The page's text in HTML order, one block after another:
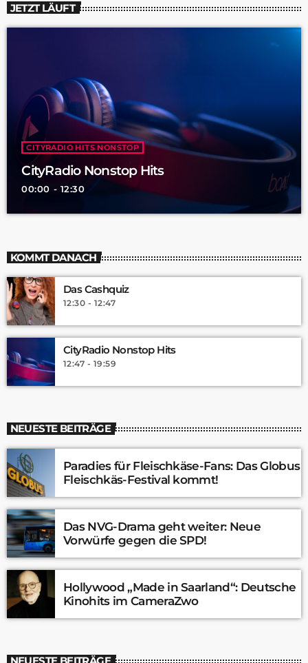
JETZT LÄUFT
CITYRADIO HITS NONSTOP
CityRadio Nonstop Hits
00:00 - 12:30
KOMMT DANACH
Das Cashquiz
12:30 - 12:47
CityRadio Nonstop Hits
12:47 - 19:59
NEUESTE BEITRÄGE
Paradies für Fleischkäse-Fans: Das Globus
Fleischkäs-Festival kommt!
Das NVG-Drama geht weiter: Neue
Vorwürfe gegen die SPD!
Hollywood „Made in Saarland“: Deutsche
Kinohits im CameraZwo